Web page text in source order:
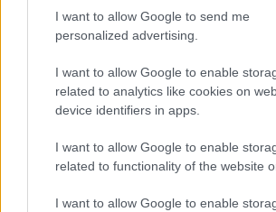
I want to allow Google to send me
personalized advertising.
I want to allow Google to enable
related to analytics like cookies on
device identifiers in apps.
I want to allow Google to enable
related to functionality of the website
I want to allow Google to enable
στην Αγία Σοφία, καθώς έχει
και είναι ιδιαίτερα αγαπητή και
εξοικειωμένη με τους
έκαναν λόγο για μία «έκπληξη
τον Έλληνα πρωθυπουργό».
Ακολουθήστε το ethnos.gr στο
Διαβάστε ακόμη